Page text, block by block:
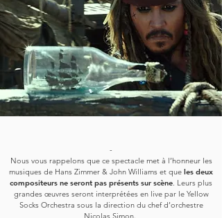
-
Nous vous rappelons que ce spectacle met à l’honneur les
musiques de Hans Zimmer & John Williams et que les deux
compositeurs ne seront pas présents sur scène. Leurs plus
grandes œuvres seront interprétées en live par le Yellow
Socks Orchestra sous la direction du chef d’orchestre
Nicolas Simon.